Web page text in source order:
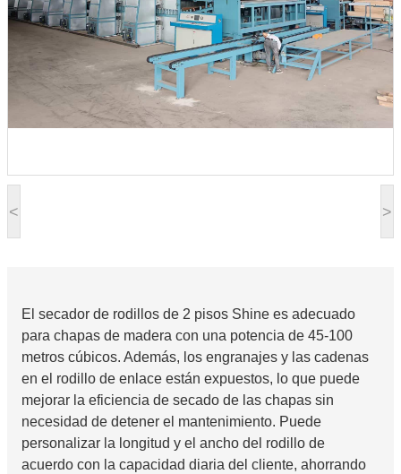
< >
El secador de rodillos de 2 pisos Shine es adecuado
para chapas de madera con una potencia de 45-100
metros cúbicos. Además, los engranajes y las cadenas
en el rodillo de enlace están expuestos, lo que puede
mejorar la eficiencia de secado de las chapas sin
necesidad de detener el mantenimiento. Puede
personalizar la longitud y el ancho del rodillo de
acuerdo con la capacidad diaria del cliente, ahorrando